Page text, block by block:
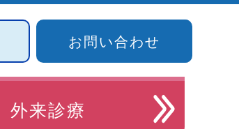
お問い合わせ
外来診療